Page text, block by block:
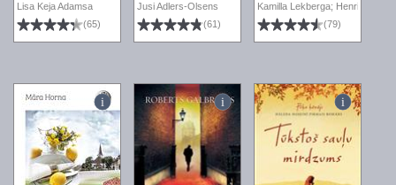
Lisa Keja Adamsa
(65)
Jusi Adlers-Olsens
(61)
Kamilla Lekberga; Henriks
(79)